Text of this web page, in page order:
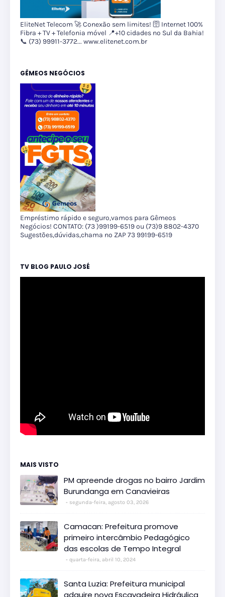
EliteNet Telecom 🚀 Conexão sem limites! 🛜 Internet 100%
Fibra + TV + Telefonia móvel 📍+10 cidades no Sul da Bahia!
📞 (73) 99911-3772... www.elitenet.com.br
GÊMEOS NEGÓCIOS
Empréstimo rápido e seguro,vamos para Gêmeos
Negócios! CONTATO: (73 )99199-6519 ou (73)9 8802-4370
Sugestões,dúvidas,chama no ZAP 73 99199-6519
TV BLOG PAULO JOSÉ
MAIS VISTO
PM apreende drogas no bairro Jardim
Burundanga em Canavieiras
segunda-feira, agosto 03, 2026
Camacan: Prefeitura promove
primeiro intercâmbio Pedagógico
das escolas de Tempo Integral
quarta-feira, abril 10, 2024
Santa Luzia: Prefeitura municipal
adquire nova Escavadeira Hidráulica